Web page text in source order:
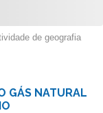
de geografia
GÁS NATURAL